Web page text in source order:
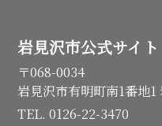
岩見沢市公式サイト
〒068-0034
岩見沢市有明町南1番地
TEL. 0126-22-3470